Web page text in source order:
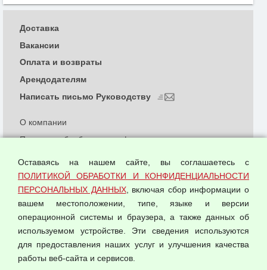
© 2026 ООО "Феникс"
О компании
Политика обработки и конфиденциальности
Согласием на обработку персональных данных
Оферта оптовой купли-продажи
Публичная оферта
Доставка
Вакансии
Оплата и возвраты
Арендодателям
Написать письмо Руководству
Оставаясь на нашем сайте, вы соглашаетесь с
ПОЛИТИКОЙ ОБРАБОТКИ И КОНФИДЕНЦИАЛЬНОСТИ
ПЕРСОНАЛЬНЫХ ДАННЫХ, включая сбор информации о
вашем местоположении, типе, языке и версии
операционной системы и браузера, а также данных об
используемом устройстве. Эти сведения используются
для предоставления наших услуг и улучшения качества
работы веб-сайта и сервисов.